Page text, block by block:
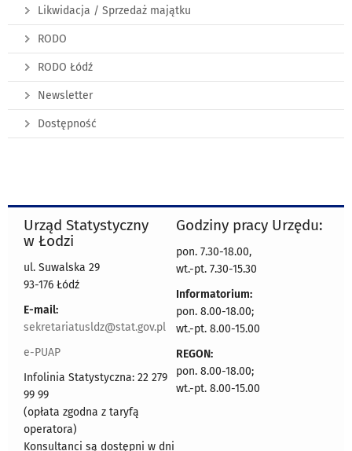
Likwidacja / Sprzedaż majątku
RODO
RODO Łódź
Newsletter
Dostępność
Urząd Statystyczny
w Łodzi
ul. Suwalska 29
93-176 Łódź
E-mail:
sekretariatusldz@stat.gov.pl
e-PUAP
Infolinia Statystyczna: 22 279
99 99
(opłata zgodna z taryfą
operatora)
Konsultanci są dostępni w dni
Godziny pracy Urzędu:
pon. 7.30-18.00,
wt.-pt. 7.30-15.30
Informatorium:
pon. 8.00-18.00;
wt.-pt. 8.00-15.00
REGON:
pon. 8.00-18.00;
wt.-pt. 8.00-15.00